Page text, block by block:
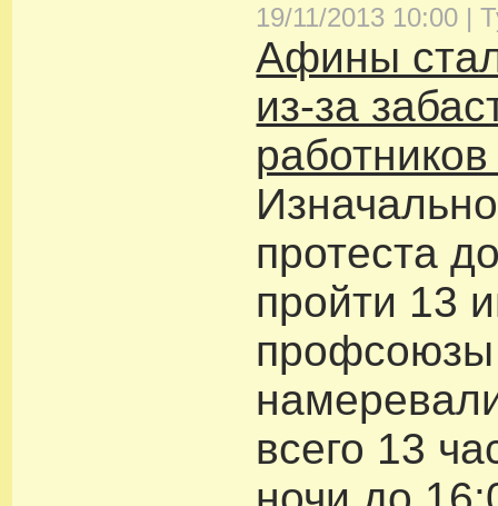
19/11/2013 10:00 |
Афины
из-за
протеста
пройти 13
профсоюзы
всего 13